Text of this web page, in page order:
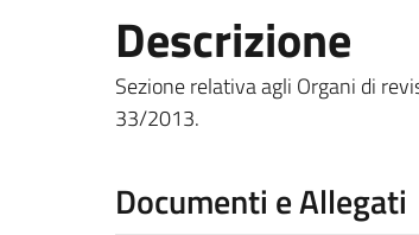
Descrizione
Sezione relativa agli Organi di
33/2013.
Documenti e Allegati